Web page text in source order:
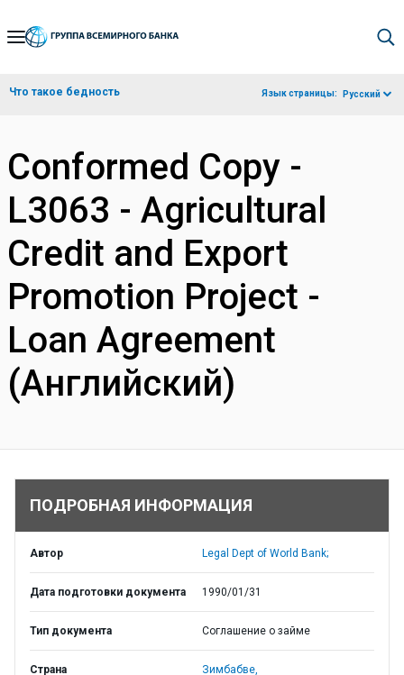
Skip
Navigation
Что такое бедность Язык страницы: Русский
Conformed Copy -
L3063 - Agricultural
Credit and Export
Promotion Project -
Loan Agreement
(Английский)
ПОДРОБНАЯ ИНФОРМАЦИЯ
Автор Legal Dept of World Bank;
Дата подготовки документа 1990/01/31
Тип документа Соглашение о займе
Страна Зимбабве,